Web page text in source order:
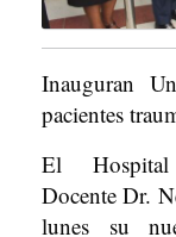
Inauguran
pacientes
El Hospital
Docente Dr.
lunes su